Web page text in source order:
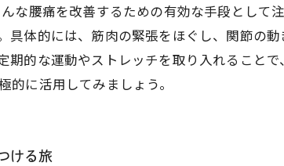
な腰痛を改善するための有効な手段とし
具体的には、筋肉の緊張をほぐし、関節の
期的な運動やストレッチを取り入れること
に活用してみましょう。
ける旅